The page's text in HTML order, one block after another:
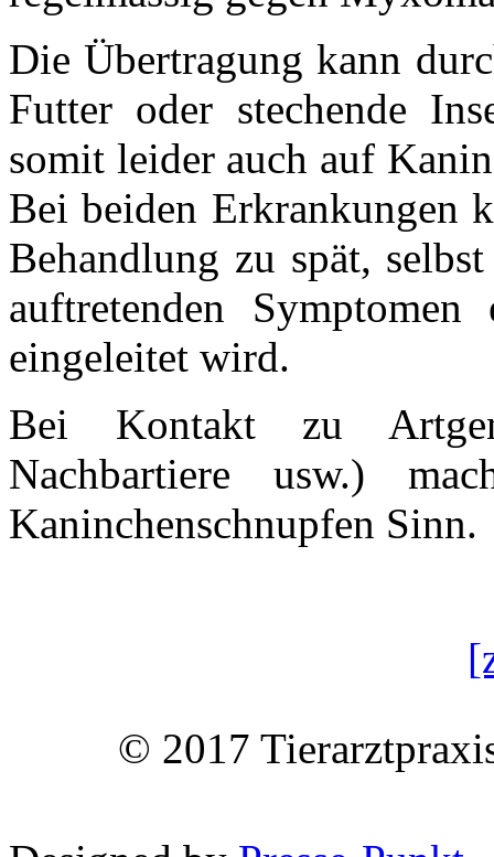
Die Übertragung kann
Futter oder stechende
somit leider auch auf
Bei beiden Erkrankungen
Behandlung zu spät,
auftretenden Symptomen
eingeleitet wird.
Bei Kontakt zu
Nachbartiere usw.)
Kaninchenschnupfen Sinn.
© 2017